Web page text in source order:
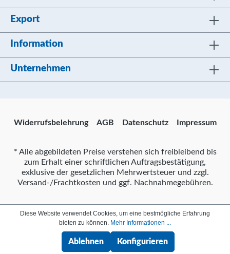
Export
Information
Unternehmen
Widerrufsbelehrung AGB Datenschutz Impressum
* Alle abgebildeten Preise verstehen sich freibleibend bis
zum Erhalt einer schriftlichen Auftragsbestätigung,
exklusive der gesetzlichen Mehrwertsteuer und zzgl.
Versand-/Frachtkosten und ggf. Nachnahmegebühren.
Diese Website verwendet Cookies, um eine bestmögliche Erfahrung
bieten zu können. Mehr Informationen ...
Ablehnen Konfigurieren